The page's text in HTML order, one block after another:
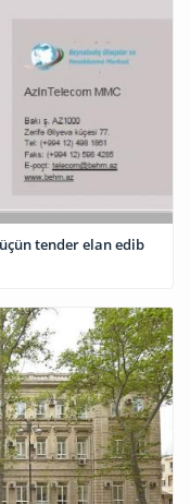
tender elan edib